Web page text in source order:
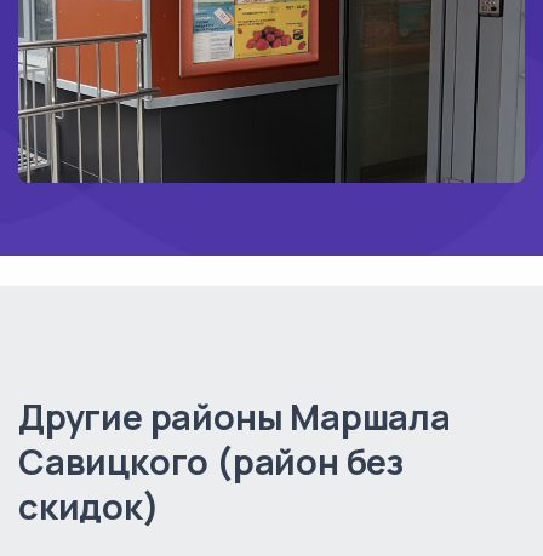
Другие районы Маршала
Савицкого (район без
скидок)